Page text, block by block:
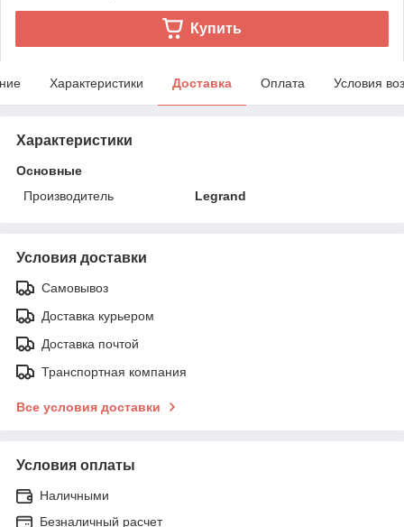
Купить
Характеристики Доставка Оплата Условия
Характеристики
Основные
Производитель
Legrand
Условия доставки
Самовывоз
Доставка курьером
Доставка почтой
Транспортная компания
Все условия доставки
Условия оплаты
Наличными
Безналичный расчет